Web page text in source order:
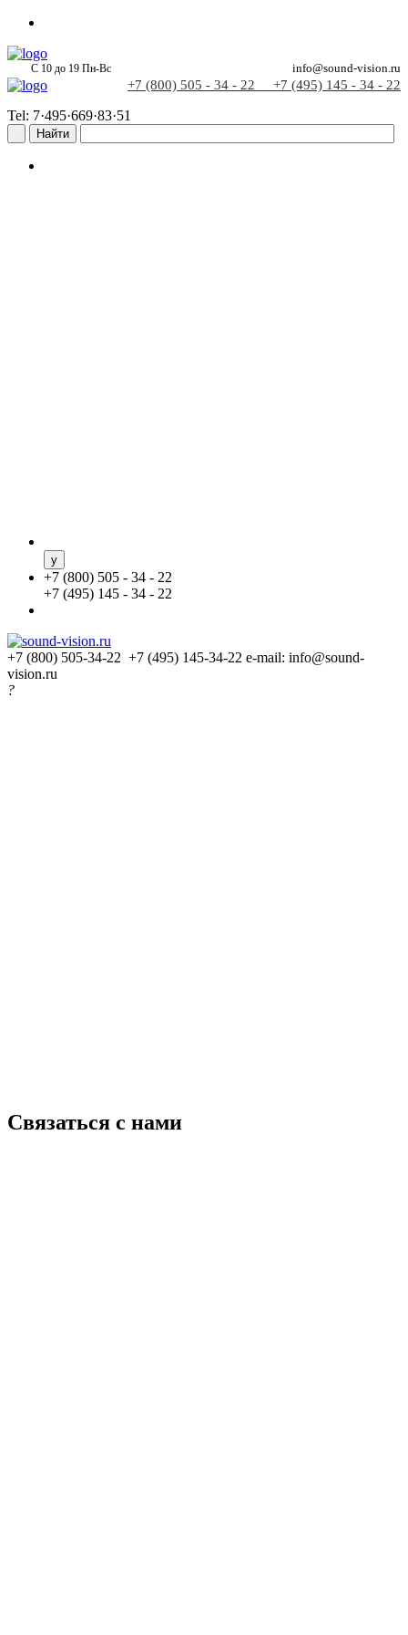
С 10 до 19 Пн-Вс info@sound-vision.ru
+7 (800) 505 - 34 - 22 +7 (495) 145 - 34 - 22
Tel: 7·495·669·83·51
+7 (800) 505 - 34 - 22
+7 (495) 145 - 34 - 22
+7 (800) 505-34-22 +7 (495) 145-34-22 e-mail: info@sound-
vision.ru
?
Связаться с нами